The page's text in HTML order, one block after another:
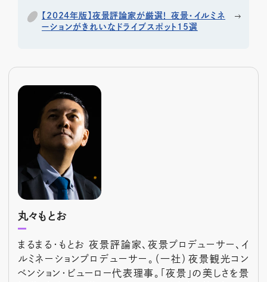
【2024年版】夜景評論家が厳選！ 夜景・イルミネ
ーションがきれいなドライブスポット15選
丸々もとお
まるまる・もとお 夜景評論家、夜景プロデューサー、イ
ルミネーションプロデューサー。（一社）夜景観光コン
ベンション・ビューロー代表理事。「夜景」の美しさを景